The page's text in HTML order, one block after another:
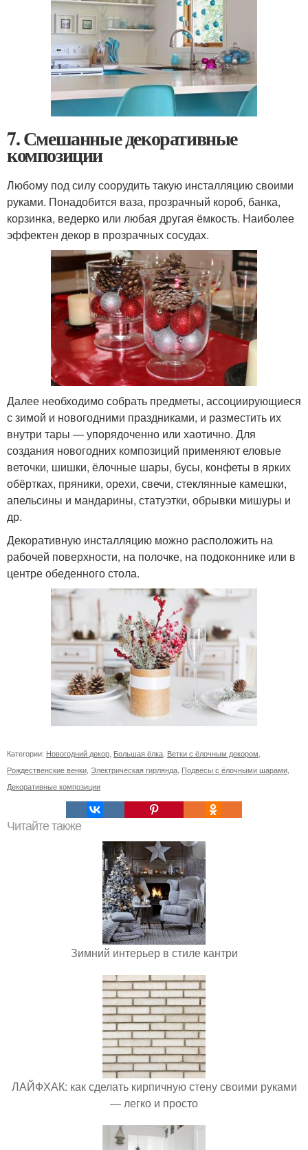
7. Смешанные декоративные
композиции
Любому под силу соорудить такую инсталляцию своими
руками. Понадобится ваза, прозрачный короб, банка,
корзинка, ведерко или любая другая ёмкость. Наиболее
эффектен декор в прозрачных сосудах.
Далее необходимо собрать предметы, ассоциирующиеся
с зимой и новогодними праздниками, и разместить их
внутри тары — упорядоченно или хаотично. Для
создания новогодних композиций применяют еловые
веточки, шишки, ёлочные шары, бусы, конфеты в ярких
обёртках, пряники, орехи, свечи, стеклянные камешки,
апельсины и мандарины, статуэтки, обрывки мишуры и
др.
Декоративную инсталляцию можно расположить на
рабочей поверхности, на полочке, на подоконнике или в
центре обеденного стола.
Категории: Новогодний декор Большая ёлка Ветки с ёлочным декором
Рождественские венки Электрическая гирлянда Подвесы с ёлочными шарами
Декоративные композиции
Читайте также
Зимний интерьер в стиле кантри
ЛАЙФХАК: как сделать кирпичную стену своими руками
— легко и просто